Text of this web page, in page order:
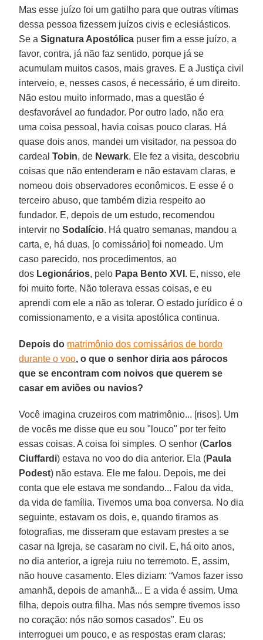
Mas esse juízo foi um gatilho para que outras vítimas
dessa pessoa fizessem juízos civis e eclesiásticos.
Se aSignatura Apostólica puser fim a esse juízo, a
favor, contra, já não faz sentido, porque já se
acumulam muitos casos, mais graves. E a Justiça civil
interveio, e, nesses casos, é necessário, é um direito.
Não estou muito informado, mas a questão é
desfavorável ao fundador. Por outro lado, não era
uma coisa pessoal, havia coisas pouco claras. Há
quase dois anos, mandei um visitador, na pessoa do
cardealTobin, de Newark. Ele fez a visita, descobriu
coisas que não entenderam e não estavam claras, e
nomeou dois observadores econômicos. E esse é o
terceiro abuso, que também dizia respeito ao
fundador. E, depois de um estudo, recomendou
intervir noSodalício. Há quatro semanas, mandou a
carta, e, há duas, [o comissário] foi nomeado. Um
caso parecido, nos procedimentos, ao
dos Legionários, pelo Papa Bento XVI . E, nisso, ele
foi muito forte. Não tolerava essas coisas, e eu
aprendi com ele a não as tolerar. O estado jurídico é o
comissionamento, e a visita apostólica continua.
Depois do matrimônio dos comissários de bordo
durante o voo, o que o senhor diria aos párocos
que se encontram com noivos que querem se
casar em aviões ou navios?
Você imagina cruzeiros com matrimônio... [risos]. Um
de vocês me disse que eu sou "louco" por ter feito
essas coisas. A coisa foi simples. O senhor (Carlos
Ciuffardi) estava no voo do dia anterior. Ela (Paula
Podest) não estava. Ele me falou. Depois, me dei
conta que ele estava me sondando... Falou da vida,
da vida de família. Tivemos uma boa conversa. No dia
seguinte, estavam os dois, e, quando tiramos as
fotografias, me disseram que estavam prestes a se
casar na Igreja, se casaram no civil. E, há oito anos,
no dia anterior, a igreja ruiu no terremoto. E, assim,
não houve casamento. Eles diziam: “Vamos fazer isso
amanhã, depois de amanhã... E a vida é assim. Uma
filha, depois outra filha. Mas nós sempre tivemos isso
no coração: nós não somos casados". Eu os
interroguei um pouco, e as respostas eram claras: